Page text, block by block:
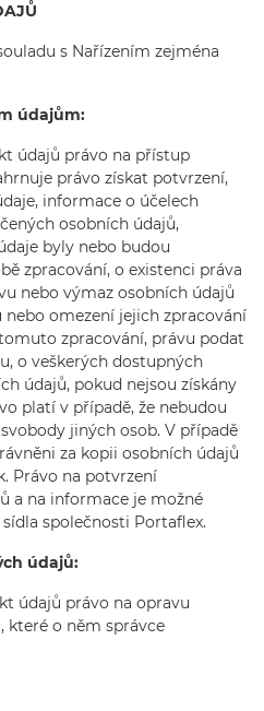
s Nařízením zejména
údajům:
údajů právo na přístup
právo získat potvrzení,
informace o účelech
osobních údajů,
byly nebo budou
zpracování, o existenci práva
nebo výmaz osobních údajů
omezení jejich zpracování
zpracování, právu podat
o veškerých dostupných
údajů, pokud nejsou získány
platí v případě, že nebudou
jiných osob. V případě
za kopii osobních údajů
Právo na potvrzení
a na informace je možné
společnosti Portaflex.
údajů:
údajů právo na opravu
které o něm správce